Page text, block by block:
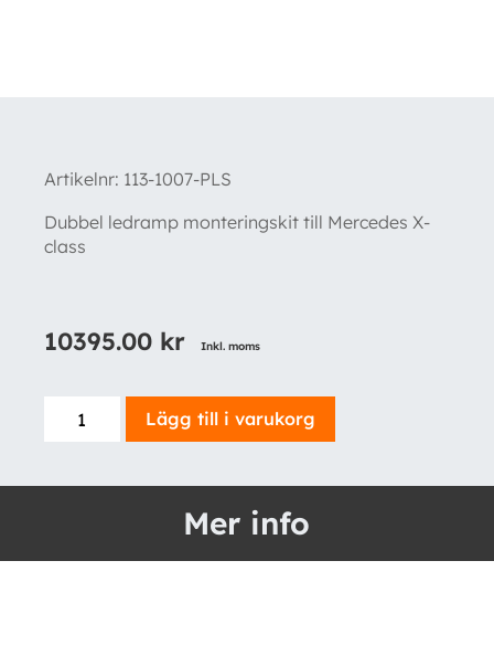
Artikelnr: 113-1007-PLS
Dubbel ledramp monteringskit till Mercedes X-
class
10395.00 kr Inkl. moms
LAZER
KIT
Lägg till i varukorg
Mer info